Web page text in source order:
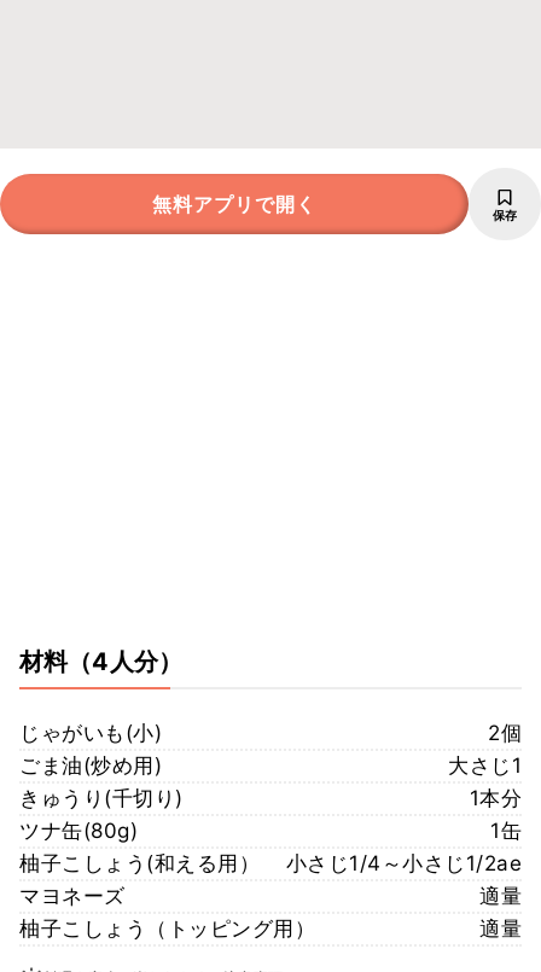
無料アプリで開く 保存
材料（4人分）
じゃがいも(小)
2個
ごま油(炒め用)
大さじ1
きゅうり(千切り)
1本分
ツナ缶(80g)
1缶
柚子こしょう(和える用）
小さじ1/4～小さじ1/2ae
マヨネーズ
適量
柚子こしょう（トッピング用）
適量